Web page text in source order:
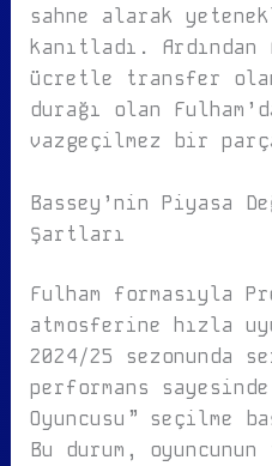
sahne alarak
kanıtladı.
ücretle transfer
durağı olan
vazgeçilmez bir
Bassey’nin Piyasa
Şartları
Fulham formasıyla
atmosferine hızla
2024/25 sezonunda
performans
Oyuncusu” seçilme
Bu durum,